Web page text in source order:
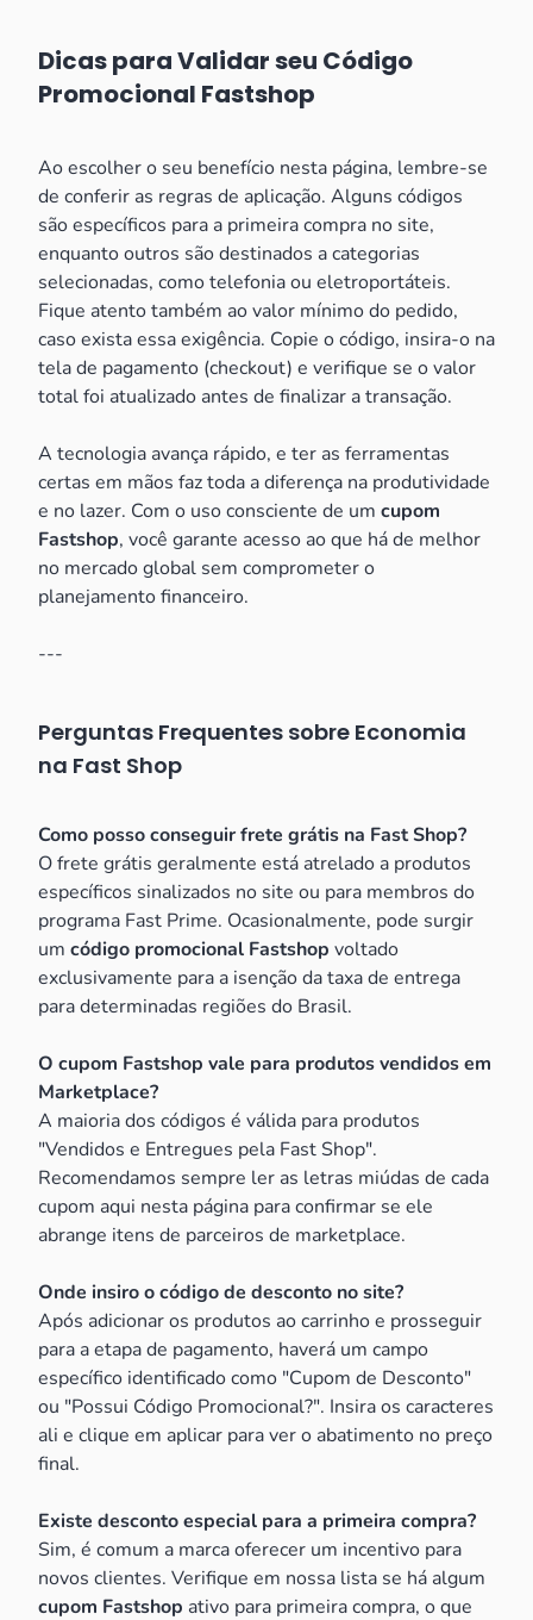
Dicas para Validar seu Código
Promocional Fastshop
Ao escolher o seu benefício nesta página, lembre-se
de conferir as regras de aplicação. Alguns códigos
são específicos para a primeira compra no site,
enquanto outros são destinados a categorias
selecionadas, como telefonia ou eletroportáteis.
Fique atento também ao valor mínimo do pedido,
caso exista essa exigência. Copie o código, insira-o na
tela de pagamento (checkout) e verifique se o valor
total foi atualizado antes de finalizar a transação.
A tecnologia avança rápido, e ter as ferramentas
certas em mãos faz toda a diferença na produtividade
e no lazer. Com o uso consciente de um cupom
Fastshop, você garante acesso ao que há de melhor
no mercado global sem comprometer o
planejamento financeiro.
---
Perguntas Frequentes sobre Economia
na Fast Shop
Como posso conseguir frete grátis na Fast Shop?
O frete grátis geralmente está atrelado a produtos
específicos sinalizados no site ou para membros do
programa Fast Prime. Ocasionalmente, pode surgir
um código promocional Fastshop voltado
exclusivamente para a isenção da taxa de entrega
para determinadas regiões do Brasil.
O cupom Fastshop vale para produtos vendidos em
Marketplace?
A maioria dos códigos é válida para produtos
"Vendidos e Entregues pela Fast Shop".
Recomendamos sempre ler as letras miúdas de cada
cupom aqui nesta página para confirmar se ele
abrange itens de parceiros de marketplace.
Onde insiro o código de desconto no site?
Após adicionar os produtos ao carrinho e prosseguir
para a etapa de pagamento, haverá um campo
específico identificado como "Cupom de Desconto"
ou "Possui Código Promocional?". Insira os caracteres
ali e clique em aplicar para ver o abatimento no preço
final.
Existe desconto especial para a primeira compra?
Sim, é comum a marca oferecer um incentivo para
novos clientes. Verifique em nossa lista se há algum
cupom Fastshop ativo para primeira compra, o que